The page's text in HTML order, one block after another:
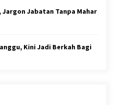
Jabatan Tanpa Mahar
Kini Jadi Berkah Bagi